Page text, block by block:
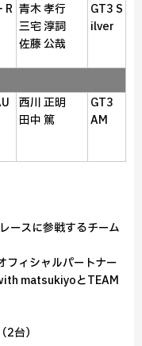
青木 孝行
三宅 淳詞
佐藤 公哉
GT3 S
ilver
西川 正明
田中 篤
GT3
AM
ースに参戦するチーム
フィシャルパートナー
matsukiyoとTEAM
台）